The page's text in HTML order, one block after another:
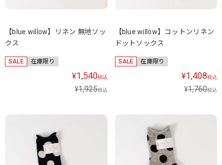
【blue willow】リネン 無地ソッ
クス
SALE 在庫限り
¥1,540税込
¥1,925税込
【blue willow】コットンリネン
ドットソックス
SALE 在庫限り
¥1,408税込
¥1,760税込